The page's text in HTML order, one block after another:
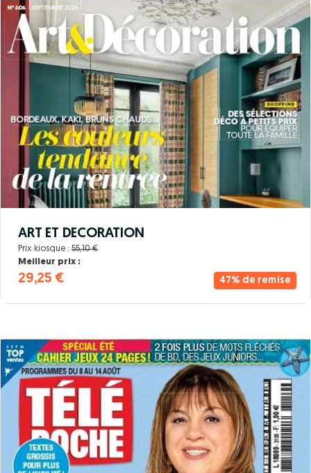
47% de remise
ART ET DECORATION
Prix kiosque : 55,10 €
Meilleur prix :
29,25 €